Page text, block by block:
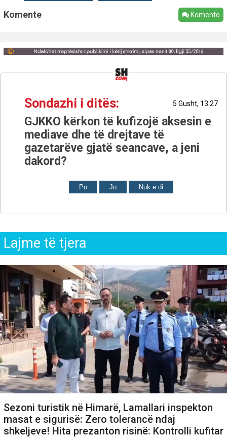
Komente Komento
Sondazhi i ditës: 5 Gusht, 13:27
GJKKO kërkon të kufizojë aksesin e
mediave dhe të drejtave të
gazetarëve gjatë seancave, a jeni
dakord?
Po Jo Nuk e di
Lajme të tjera
Sezoni turistik në Himarë, Lamallari inspekton
masat e sigurisë: Zero tolerancë ndaj
shkeljeve! Hita prezanton risinë: Kontrolli kufitar